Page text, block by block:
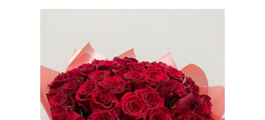
Купите чудесный Букет 51 роза по выгодной цене на
День святого валентина в доставке цветов ЛЮБИМЫЕ ..